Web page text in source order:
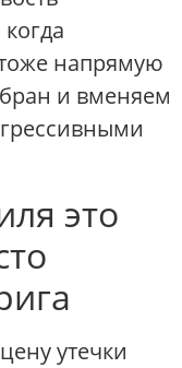
напрямую
и вменяем
это
утечки